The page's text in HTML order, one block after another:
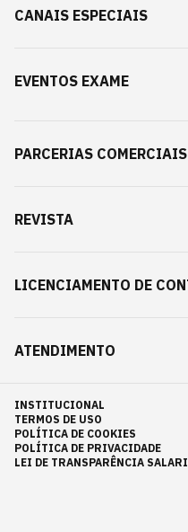
CANAIS ESPECIAIS
EVENTOS EXAME
PARCERIAS COMERCIAIS
REVISTA
LICENCIAMENTO DE
ATENDIMENTO
INSTITUCIONAL
TERMOS DE USO
POLÍTICA DE COOKIES
POLÍTICA DE PRIVACIDADE
LEI DE TRANSPARÊNCIA